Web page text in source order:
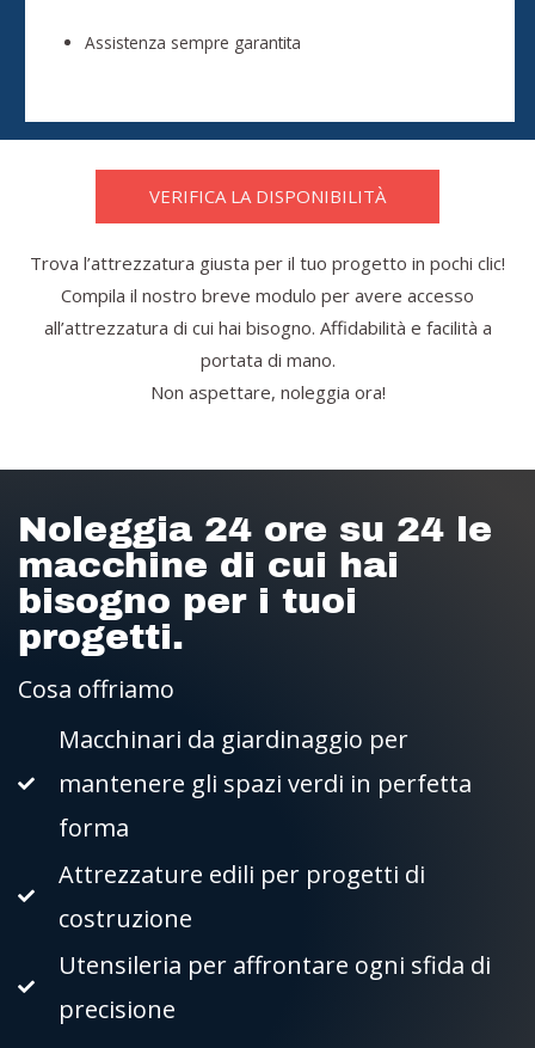
Assistenza sempre garantita
VERIFICA LA DISPONIBILITÀ
Trova l’attrezzatura giusta per il tuo progetto in pochi clic!
Compila il nostro breve modulo per avere accesso
all’attrezzatura di cui hai bisogno. Affidabilità e facilità a
portata di mano.
Non aspettare, noleggia ora!
Noleggia 24 ore su 24 le
macchine di cui hai
bisogno per i tuoi
progetti.
Cosa offriamo
Macchinari da giardinaggio per
mantenere gli spazi verdi in perfetta
forma
Attrezzature edili per progetti di
costruzione
Utensileria per affrontare ogni sfida di
precisione